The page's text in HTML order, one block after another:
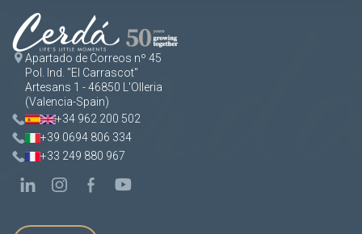
Apartado de Correos nº 45
Pol. Ind. "El Carrascot"
Artesans 1 - 46850 L'Olleria
(Valencia-Spain)
+34 962 200 502
+39 0694 806 334
+33 249 880 967